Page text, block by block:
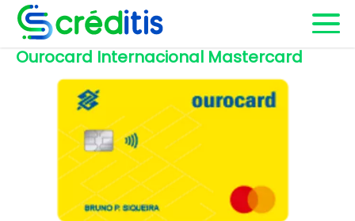
Ourocard Internacional Mastercard